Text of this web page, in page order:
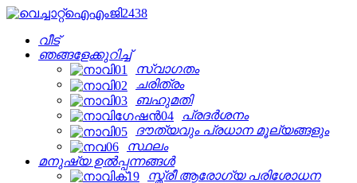
വീട്
ഞങ്ങളേക്കുറിച്ച്
സ്വാഗതം
ചരിത്രം
ബഹുമതി
പ്രദർശനം
ദൗത്യവും പ്രധാന മൂല്യങ്ങളും
സ്ഥലം
മനുഷ്യ ഉൽപ്പന്നങ്ങൾ
സ്ത്രീ ആരോഗ്യ പരിശോധന